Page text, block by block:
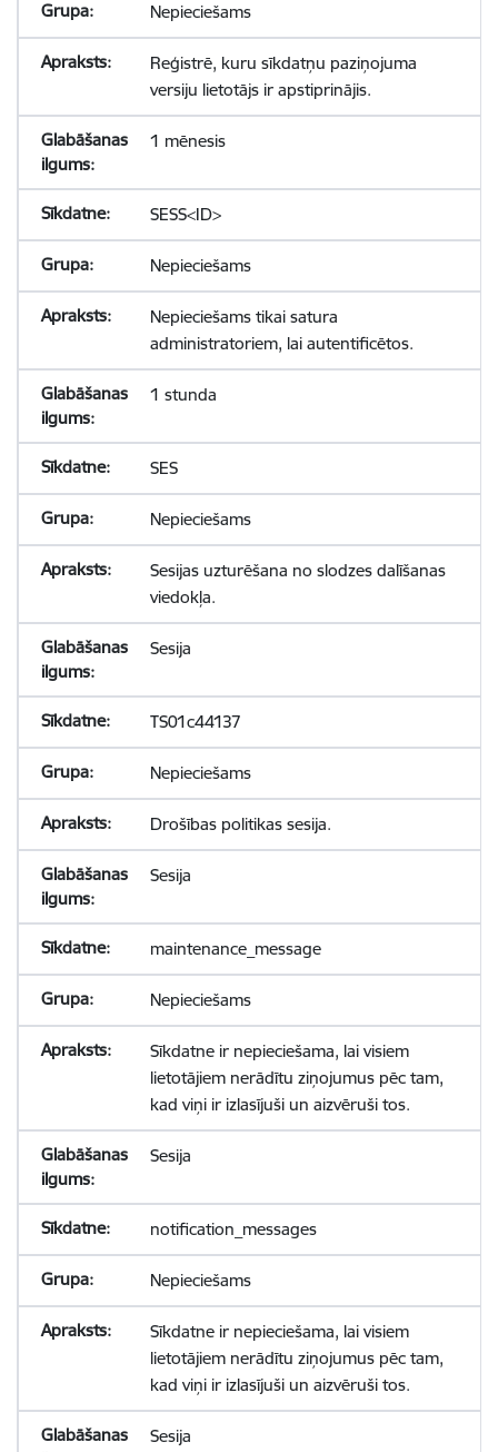
Nepieciešams
Reģistrē, kuru sīkdatņu paziņojuma
versiju lietotājs ir apstiprinājis.
1 mēnesis
SESS<ID>
Nepieciešams
Nepieciešams tikai satura
administratoriem, lai autentificētos.
1 stunda
SES
Nepieciešams
Sesijas uzturēšana no slodzes dalīšanas
viedokļa.
Sesija
TS01c44137
Nepieciešams
Drošības politikas sesija.
Sesija
maintenance_message
Nepieciešams
Sīkdatne ir nepieciešama, lai visiem
lietotājiem nerādītu ziņojumus pēc tam,
kad viņi ir izlasījuši un aizvēruši tos.
Sesija
notification_messages
Nepieciešams
Sīkdatne ir nepieciešama, lai visiem
lietotājiem nerādītu ziņojumus pēc tam,
kad viņi ir izlasījuši un aizvēruši tos.
Sesija